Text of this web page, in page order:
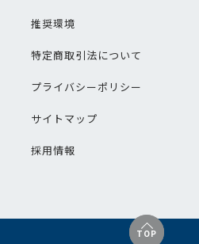
TOP
TOP
推奨環境
特定商取引法について
プライバシーポリシー
サイトマップ
採用情報